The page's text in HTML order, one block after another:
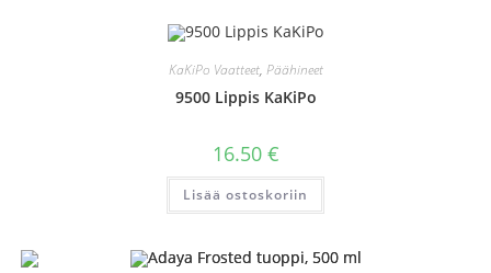
KaKiPo Vaatteet, Päähineet
9500 Lippis KaKiPo
16.50 €
Lisää ostoskoriin